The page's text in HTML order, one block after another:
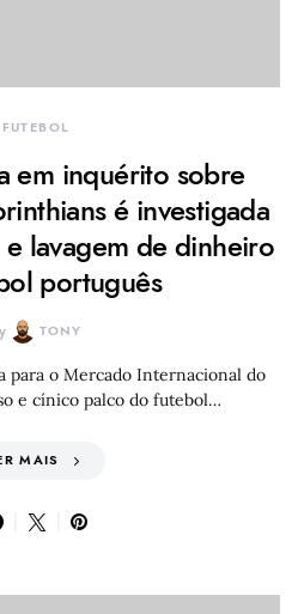
FUTEBOL
em inquérito sobre
é investigada
lavagem de dinheiro
português
TONY
para o Mercado Internacional do
e cínico palco do futebol…
MAIS